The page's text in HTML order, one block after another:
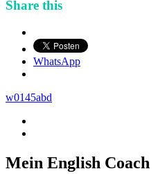
Share this
WhatsApp
w0145abd
Mein English Coach